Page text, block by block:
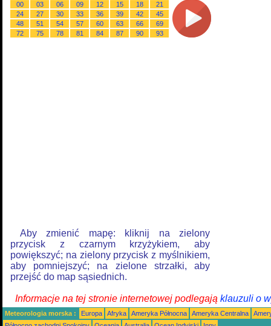
00 03 06 09 12 15 18
21
24
27 30 33 36 39 42
45
48
51 54 57 60 63 66
69
72
75 78 81 84 87 90 93
Aby zmienić mapę: kliknij na zielony
przycisk z czarnym krzyżykiem, aby
powiększyć; na zielony przycisk z myślnikiem,
aby pomniejszyć; na zielone strzałki, aby
przejść do map sąsiednich.
Informacje na tej stronie internetowej podlegają klauzuli o
Meteorologia morska : Europa Afryka Ameryka Północna Ameryka Centralna